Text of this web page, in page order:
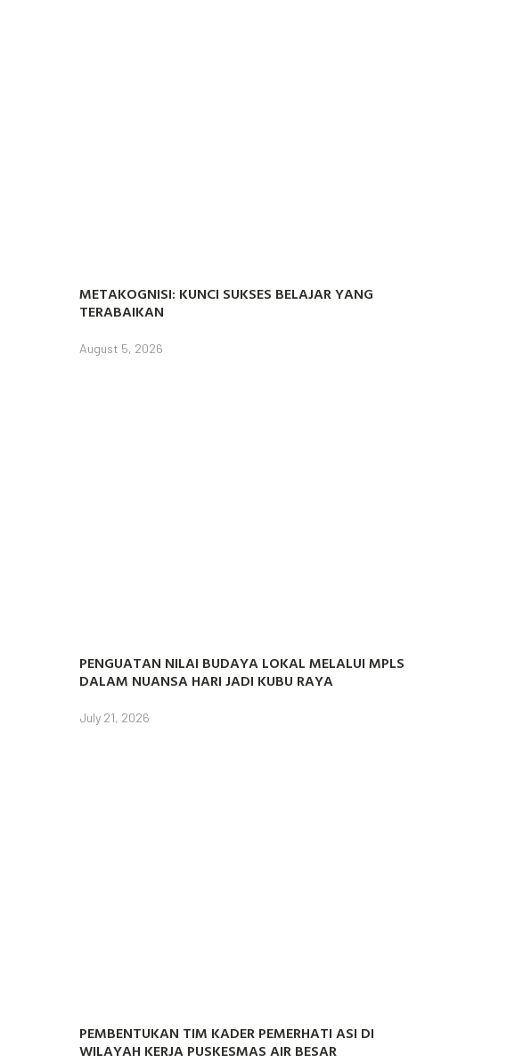
METAKOGNISI: KUNCI SUKSES BELAJAR YANG
TERABAIKAN
August 5, 2026
PENGUATAN NILAI BUDAYA LOKAL MELALUI MPLS
DALAM NUANSA HARI JADI KUBU RAYA
July 21, 2026
PEMBENTUKAN TIM KADER PEMERHATI ASI DI
WILAYAH KERJA PUSKESMAS AIR BESAR